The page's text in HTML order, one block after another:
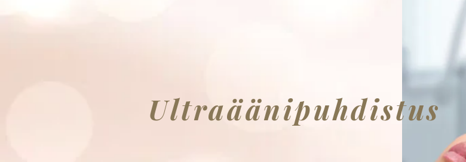
Ultraäänipuhdistus